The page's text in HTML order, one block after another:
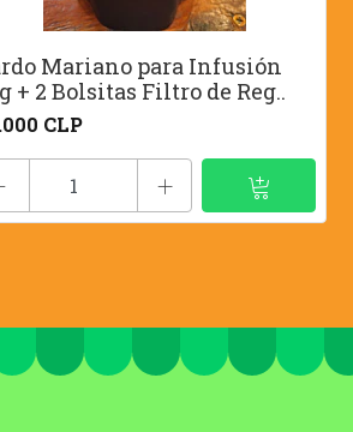
Mariano para Infusión
+ 2 Bolsitas Filtro de Reg..
CLP
+